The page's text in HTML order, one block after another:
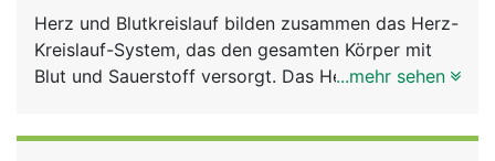
Ratgeber
Rubriken
Herz und Blutkreislauf bilden zusammen das Herz-
Kreislauf-System, das den gesamten Körper mit
Blut und Sauerstoff versorgt. Das Herz ist dabei
...mehr sehen